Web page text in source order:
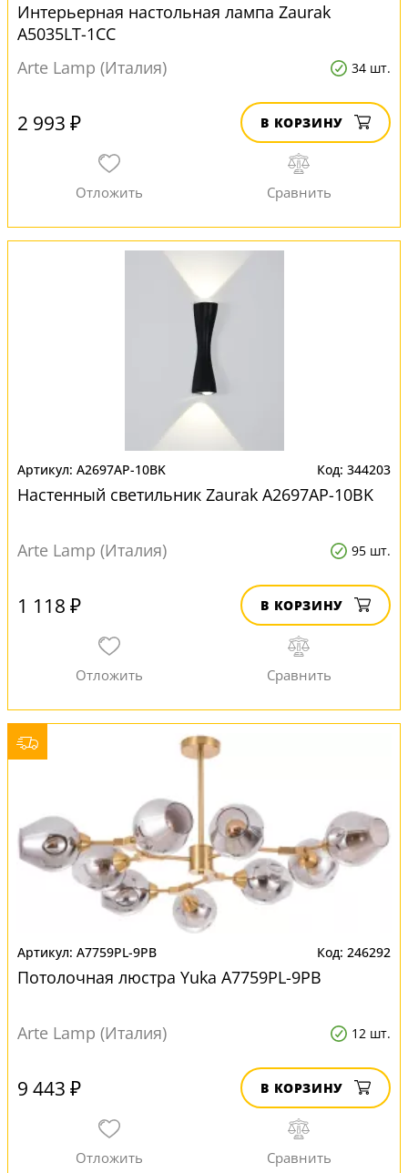
Интерьерная настольная лампа Zaurak
A5035LT-1CC
Arte Lamp (Италия)
34 шт.
2 993 ₽ В КОРЗИНУ
A2697AP-10BK 344203
Настенный светильник Zaurak A2697AP-10BK
Arte Lamp (Италия) 95 шт.
1 118 ₽ В КОРЗИНУ
A7759PL-9PB 246292
Потолочная люстра Yuka A7759PL-9PB
Arte Lamp (Италия) 12 шт.
9 443 ₽ В КОРЗИНУ